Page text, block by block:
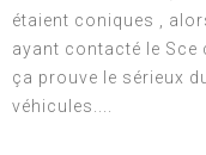
étaient coniques ,
ayant contacté le Sce
ça prouve le sérieux
véhicules....